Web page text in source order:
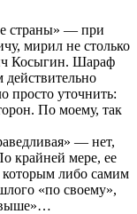
страны» — при
мирил не столько
Косыгин. Шараф
просто уточнить:
По моему, так
— нет,
крайней мере, ее
которым либо самим
«по своему»,